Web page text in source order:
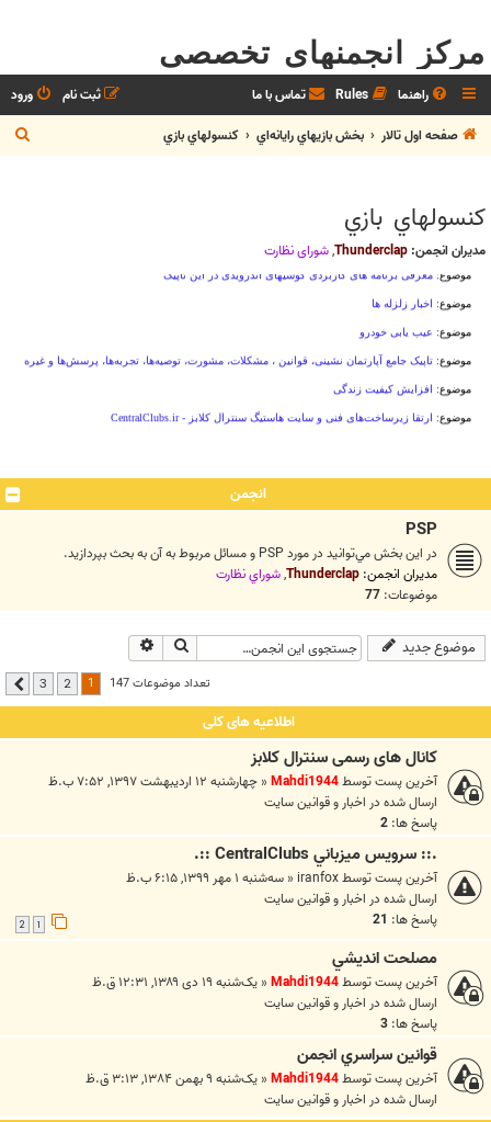
مرکز انجمنهای تخصصی
راهنما Rules تماس با ما ورود
ثبت نام
صفحه اول تالار
بخش بازيهاي رايانه‌اي كنسولهاي بازي
ج
س
كنسولهاي بازي
مدیران انجمن: Thunderclap
,شوراي نظارت
انجمن
PSP
در اين بخش مي‌توانيد در مورد PSP و مسائل مربوط به آن به بحث بپردازيد.
مدیران انجمن: Thunderclap
,شوراي نظارت
موضوعات: 77
موضوع جدید جستجو
تعداد موضوعات 147 2
3 بعدی
اطلاعیه های کلی
کانال های رسمی سنترال کلابز
آخرین پست توسطMahdi1944
« چهارشنبه ۱۲ اردیبهشت ۱۳۹۷, ۷:۵۲ ب.ظ
ارسال شده در اخبار و قوانين سايت
پاسخ ها: 2
.:: سرويس ميزباني CentralClubs ::.
آخرین پست توسطiranfox
« سه‌شنبه ۱ مهر ۱۳۹۹, ۶:۱۵ ب.ظ
ارسال شده در اخبار و قوانين سايت
پاسخ ها: 21
مصلحت انديشي
آخرین پست توسطMahdi1944
« یک‌شنبه ۱۹ دی ۱۳۸۹, ۱۲:۳۱ ق.ظ
ارسال شده در اخبار و قوانين سايت
پاسخ ها: 3
قوانين سراسري انجمن
آخرین پست توسطMahdi1944
« یک‌شنبه ۹ بهمن ۱۳۸۴, ۳:۱۳ ق.ظ
ارسال شده در اخبار و قوانين سايت